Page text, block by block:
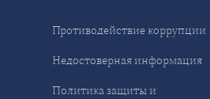
Противодействие коррупции
Недостоверная информация
Политика защиты и